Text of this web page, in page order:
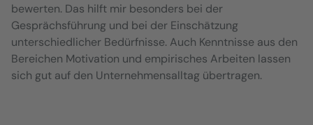
bewerten. Das hilft mir besonders bei der
Gesprächsführung und bei der Einschätzung
unterschiedlicher Bedürfnisse. Auch Kenntnisse aus den
Bereichen Motivation und empirisches Arbeiten lassen
sich gut auf den Unternehmensalltag übertragen.